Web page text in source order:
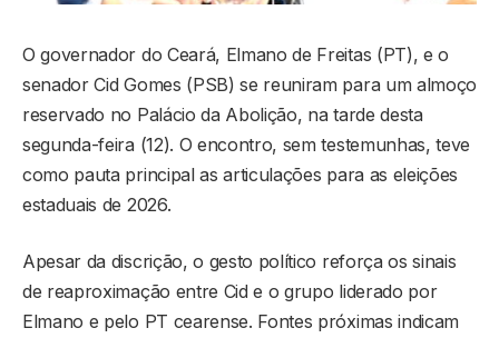
O governador do Ceará, Elmano de Freitas (PT), e o
senador Cid Gomes (PSB) se reuniram para um almoço
reservado no Palácio da Abolição, na tarde desta
segunda-feira (12). O encontro, sem testemunhas, teve
como pauta principal as articulações para as eleições
estaduais de 2026.
Apesar da discrição, o gesto político reforça os sinais
de reaproximação entre Cid e o grupo liderado por
Elmano e pelo PT cearense. Fontes próximas indicam